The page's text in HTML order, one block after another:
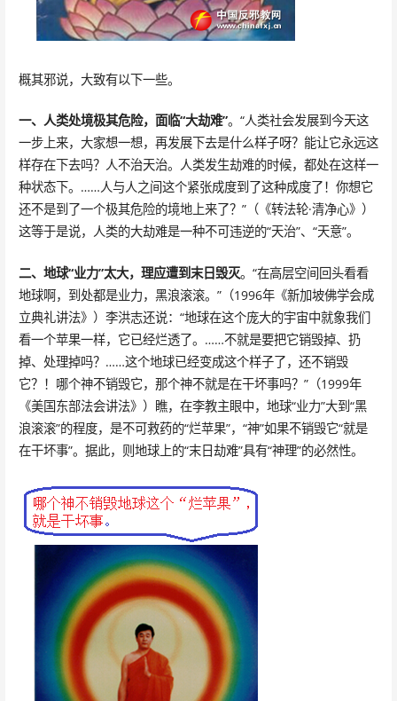
概其邪说，大致有以下一些。
一、人类处境极其危险，面临“大劫难”。“人类社会发展到今天这
一步上来，大家想一想，再发展下去是什么样子呀？能让它永远这
样存在下去吗？人不治天治。人类发生劫难的时候，都处在这样一
种状态下。……人与人之间这个紧张成度到了这种成度了！你想它
还不是到了一个极其危险的境地上来了？”（《转法轮·清净心》）
这等于是说，人类的大劫难是一种不可违逆的“天治”、“天意”。
二、地球“业力”太大，理应遭到末日毁灭。“在高层空间回头看看
地球啊，到处都是业力，黑浪滚滚。”（1996年《新加坡佛学会成
立典礼讲法》）李洪志还说：“地球在这个庞大的宇宙中就象我们
看一个苹果一样，它已经烂透了。……不就是要把它销毁掉、扔
掉、处理掉吗？……这个地球已经变成这个样子了，还不销毁
它？！哪个神不销毁它，那个神不就是在干坏事吗？”（1999年
《美国东部法会讲法》）瞧，在李教主眼中，地球“业力”大到“黑
浪滚滚”的程度，是不可救药的“烂苹果”，“神”如果不销毁它“就是
在干坏事”。据此，则地球上的“末日劫难”具有“神理”的必然性。